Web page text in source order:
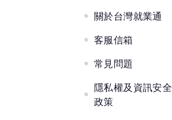
關於台灣就業通
客服信箱
常見問題
隱私權及資訊安全
政策